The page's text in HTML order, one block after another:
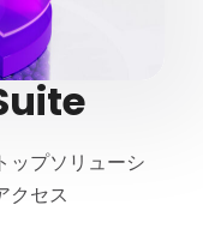
ップソリューシ
クセス